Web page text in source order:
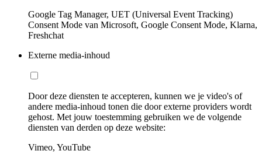
Google Tag Manager, UET (Universal Event Tracking)
Consent Mode van Microsoft, Google Consent Mode, Klarna,
Freshchat
Externe media-inhoud
Door deze diensten te accepteren, kunnen we je video's of
andere media-inhoud tonen die door externe providers wordt
gehost. Met jouw toestemming gebruiken we de volgende
diensten van derden op deze website:
Vimeo, YouTube